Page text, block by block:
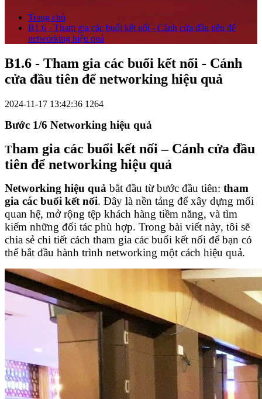
Trang chủ
B1.6 - Tham gia các buổi kết nối - Cánh cửa đầu tiên để
networking hiệu quả
B1.6 - Tham gia các buổi kết nối - Cánh
cửa đầu tiên để networking hiệu quả
2024-11-17 13:42:36 1264
Bước 1/6 Networking hiệu quả
Tham gia các buổi kết nối – Cánh cửa đầu
tiên để networking hiệu quả
Networking hiệu quả bắt đầu từ bước đầu tiên: tham
gia các buổi kết nối. Đây là nền tảng để xây dựng mối
quan hệ, mở rộng tệp khách hàng tiềm năng, và tìm
kiếm những đối tác phù hợp. Trong bài viết này, tôi sẽ
chia sẻ chi tiết cách tham gia các buổi kết nối để bạn có
thể bắt đầu hành trình networking một cách hiệu quả.